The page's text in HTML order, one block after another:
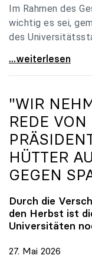
Im Rahmen des
wichtig es sei,
des
Holzleitner
...weiterlesen
"WIR
REDE VON
HÜTTER
EGEN
Durch die
den Herbst ist
Universitäten
27. Mai 2026